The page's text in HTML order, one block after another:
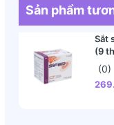
Sản phẩm
Sắt
(9
(0)